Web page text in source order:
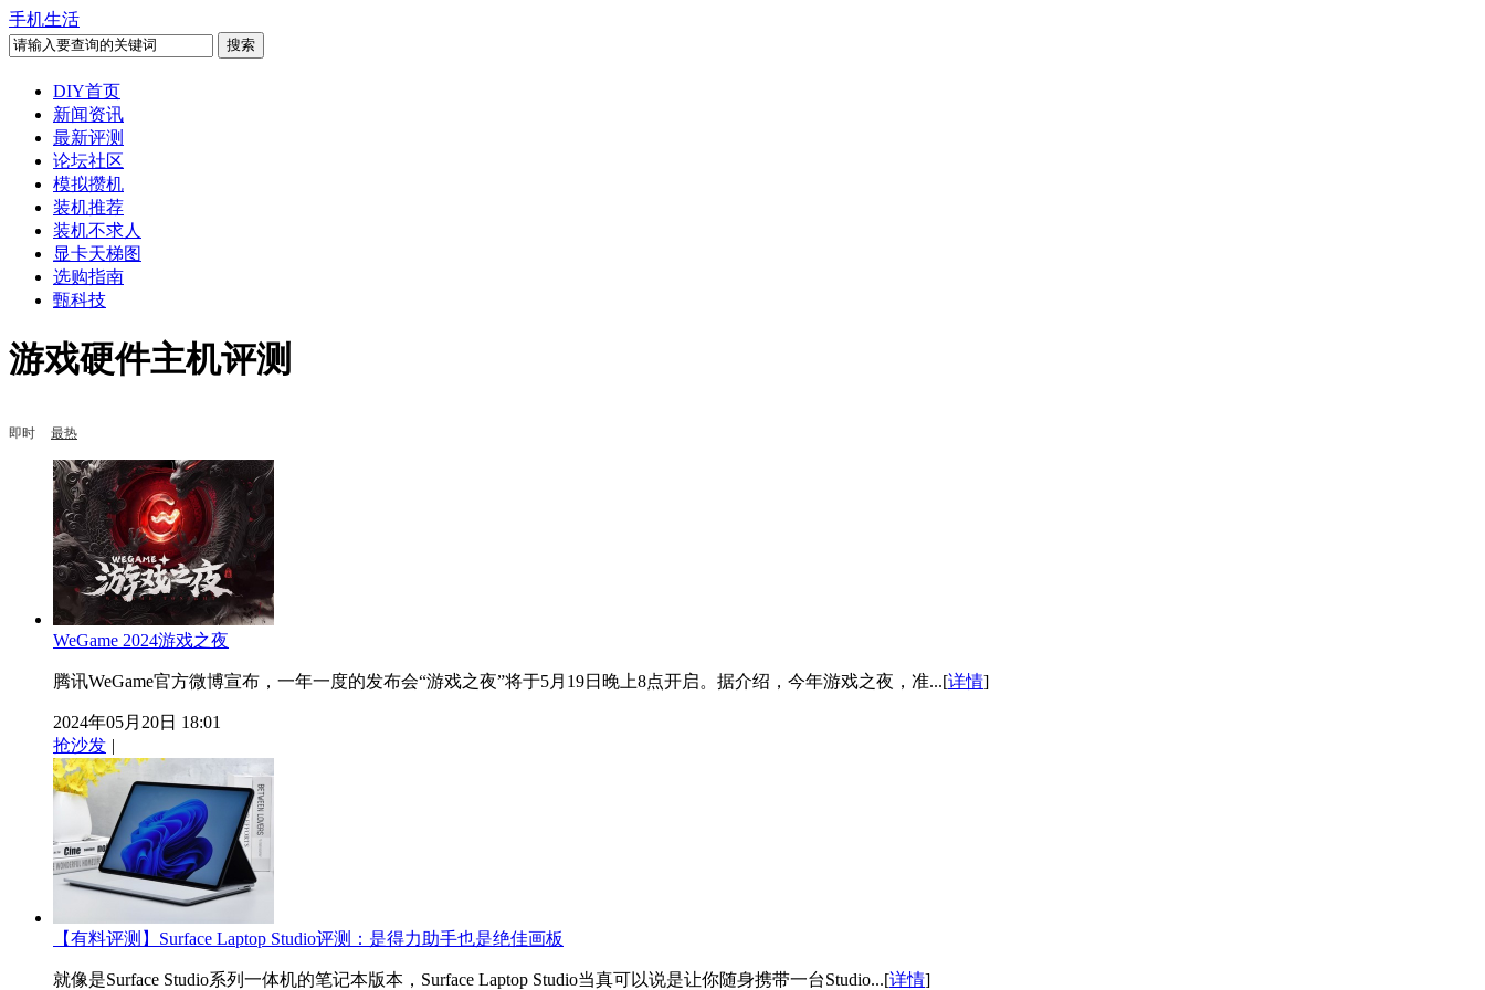
手机生活
DIY首页
新闻资讯
最新评测
论坛社区
模拟攒机
装机推荐
装机不求人
显卡天梯图
选购指南
甄科技
游戏硬件主机评测
即时 最热
WeGame 2024游戏之夜
腾讯WeGame官方微博宣布，一年一度的发布会“游戏之夜”将于5月19日晚上8点开启。据介绍，今年游戏之夜，准...[详情]
2024年05月20日 18:01
抢沙发 |
【有料评测】Surface Laptop Studio评测：是得力助手也是绝佳画板
就像是Surface Studio系列一体机的笔记本版本，Surface Laptop Studio当真可以说是让你随身携带一台Studio...[详情]